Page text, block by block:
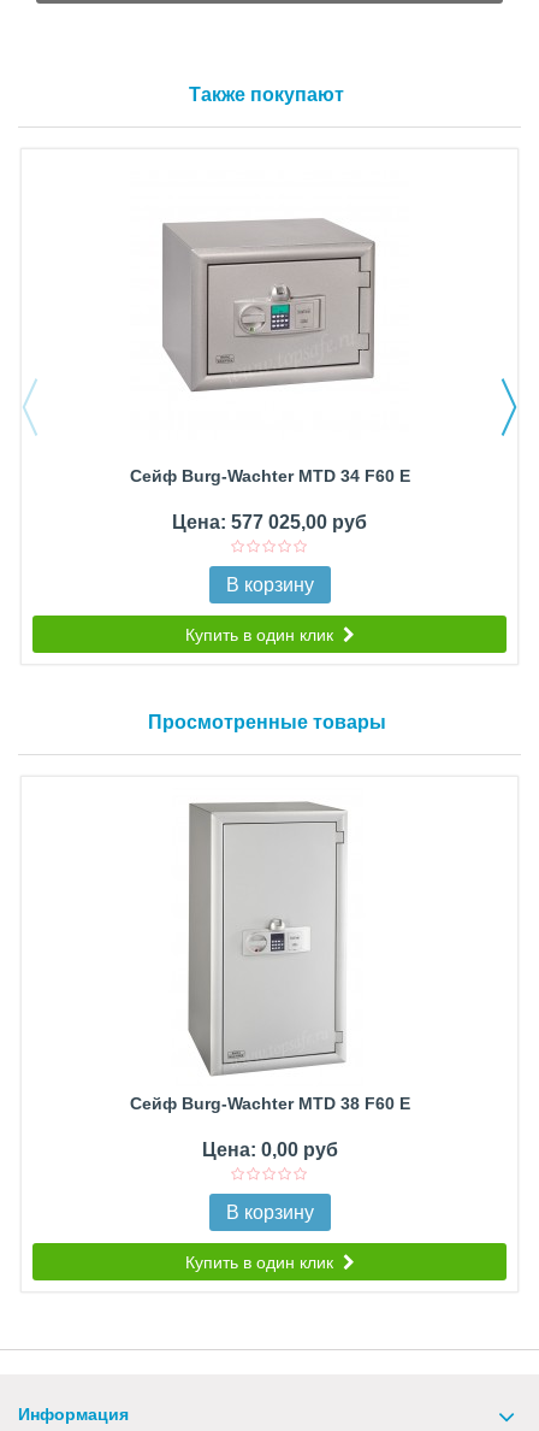
Также покупают
Сейф Burg-Wachter MTD 34 F60 E
Цена: 577 025,00 руб
В корзину
Купить в один клик
Просмотренные товары
Сейф Burg-Wachter MTD 38 F60 E
Цена: 0,00 руб
В корзину
Купить в один клик
Информация